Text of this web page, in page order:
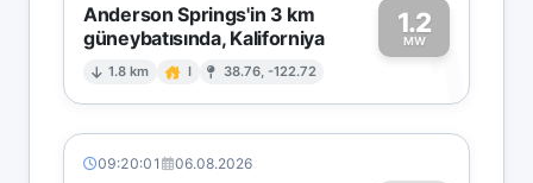
Anderson Springs'in 3 km
güneybatısında, Kaliforniya
1.8 km I 38.76, -122.72
1.2
MW1
09:20:01 06.08.2026